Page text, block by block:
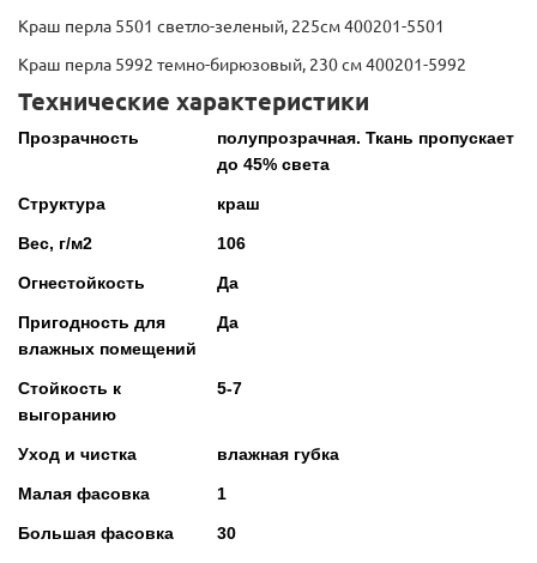
Краш перла 5501 светло-зеленый, 225см 400201-5501
Краш перла 5992 темно-бирюзовый, 230 см 400201-5992
Технические характеристики
Прозрачность
полупрозрачная. Ткань пропускает
до 45% света
Структура краш
Вес, г/м2 106
Огнестойкость Да
Пригодность для
влажных помещений
Да
Стойкость к
выгоранию
5-7
Уход и чистка влажная губка
Малая фасовка 1
Большая фасовка 30